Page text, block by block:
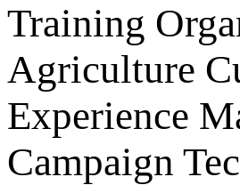
Training
Agriculture
Experience
Campaign